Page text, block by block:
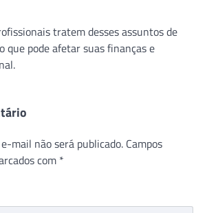
tratem desses assuntos de
que pode afetar suas finanças e
mail não será publicado. Campos
com *